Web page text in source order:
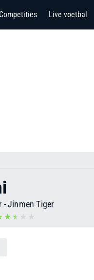
Competities Live voetbal
-Jinmen Tiger